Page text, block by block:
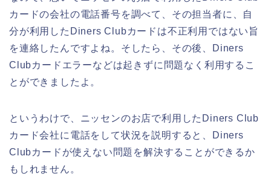
カードの会社の電話番号を調べて、その担当者に、自
分が利用したDiners Clubカードは不正利用ではない旨
を連絡したんですよね。そしたら、その後、Diners
Clubカードエラーなどは起きずに問題なく利用するこ
とができましたよ。
というわけで、ニッセンのお店で利用したDiners Club
カード会社に電話をして状況を説明すると、Diners
Clubカードが使えない問題を解決することができるか
もしれません。